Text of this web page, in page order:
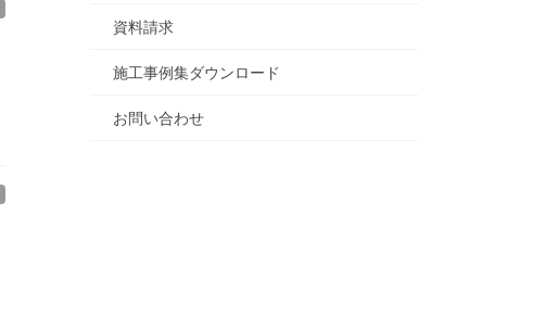
資料請求
施工事例集ダウンロード
お問い合わせ